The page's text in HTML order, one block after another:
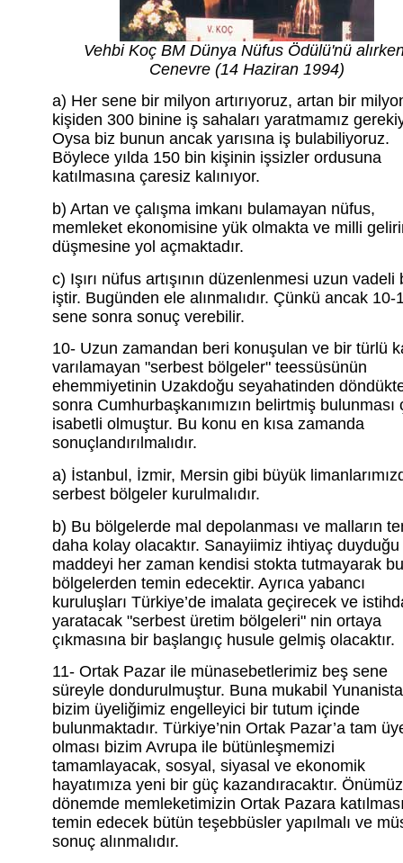
Vehbi Koç BM Dünya Nüfus Ödülü'nü
Cenevre (14 Haziran 1994)
a) Her sene bir milyon artırıyoruz, artan bir
kişiden 300 binine iş sahaları yaratmamız
Oysa biz bunun ancak yarısına iş bulabiliyoruz.
Böylece yılda 150 bin kişinin işsizler ordusuna
katılmasına çaresiz kalınıyor.
b) Artan ve çalışma imkanı bulamayan nüfus,
memleket ekonomisine yük olmakta ve milli
düşmesine yol açmaktadır.
c) Işırı nüfus artışının düzenlenmesi uzun vadeli
iştir. Bugünden ele alınmalıdır. Çünkü ancak 10-
sene sonra sonuç verebilir.
10- Uzun zamandan beri konuşulan ve bir türlü
varılamayan "serbest bölgeler" teessüsünün
ehemmiyetinin Uzakdoğu seyahatinden
sonra Cumhurbaşkanımızın belirtmiş bulunması
isabetli olmuştur. Bu konu en kısa zamanda
sonuçlandırılmalıdır.
a) İstanbul, İzmir, Mersin gibi büyük
serbest bölgeler kurulmalıdır.
b) Bu bölgelerde mal depolanması ve malların
daha kolay olacaktır. Sanayiimiz ihtiyaç duyduğu
maddeyi her zaman kendisi stokta tutmayarak bu
bölgelerden temin edecektir. Ayrıca yabancı
kuruluşları Türkiye’de imalata geçirecek ve
yaratacak "serbest üretim bölgeleri" nin ortaya
çıkmasına bir başlangıç husule gelmiş olacaktır.
11- Ortak Pazar ile münasebetlerimiz beş sene
süreyle dondurulmuştur. Buna mukabil
bizim üyeliğimiz engelleyici bir tutum içinde
bulunmaktadır. Türkiye’nin Ortak Pazar’a tam
olması bizim Avrupa ile bütünleşmemizi
tamamlayacak, sosyal, siyasal ve ekonomik
hayatımıza yeni bir güç kazandıracaktır.
dönemde memleketimizin Ortak Pazara
temin edecek bütün teşebbüsler yapılmalı ve
sonuç alınmalıdır.